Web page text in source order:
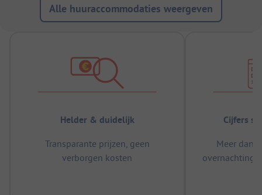
Alle huuraccommodaties weergeven
Helder & duidelijk
Transparante prijzen, geen
verborgen kosten
Cijfers
Meer dan